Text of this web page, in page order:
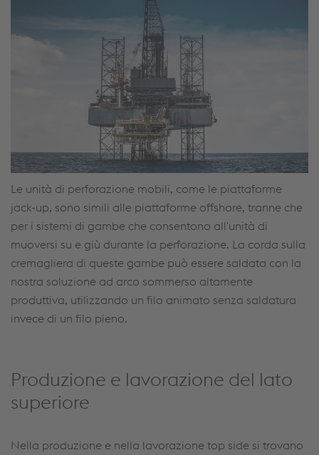
Le unità di perforazione mobili, come le piattaforme
jack-up, sono simili alle piattaforme offshore, tranne che
per i sistemi di gambe che consentono all'unità di
muoversi su e giù durante la perforazione. La corda sulla
cremagliera di queste gambe può essere saldata con la
nostra soluzione ad arco sommerso altamente
produttiva, utilizzando un filo animato senza saldatura
invece di un filo pieno.
Produzione e lavorazione del lato
superiore
Nella produzione e nella lavorazione top side si trovano